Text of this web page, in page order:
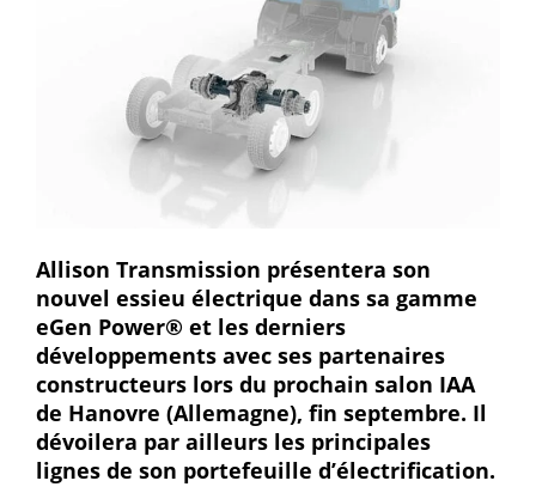
Allison Transmission présentera son
nouvel essieu électrique dans sa gamme
eGen Power® et les derniers
développements avec ses partenaires
constructeurs lors du prochain salon IAA
de Hanovre (Allemagne), fin septembre. Il
dévoilera par ailleurs les principales
lignes de son portefeuille d’électrification.